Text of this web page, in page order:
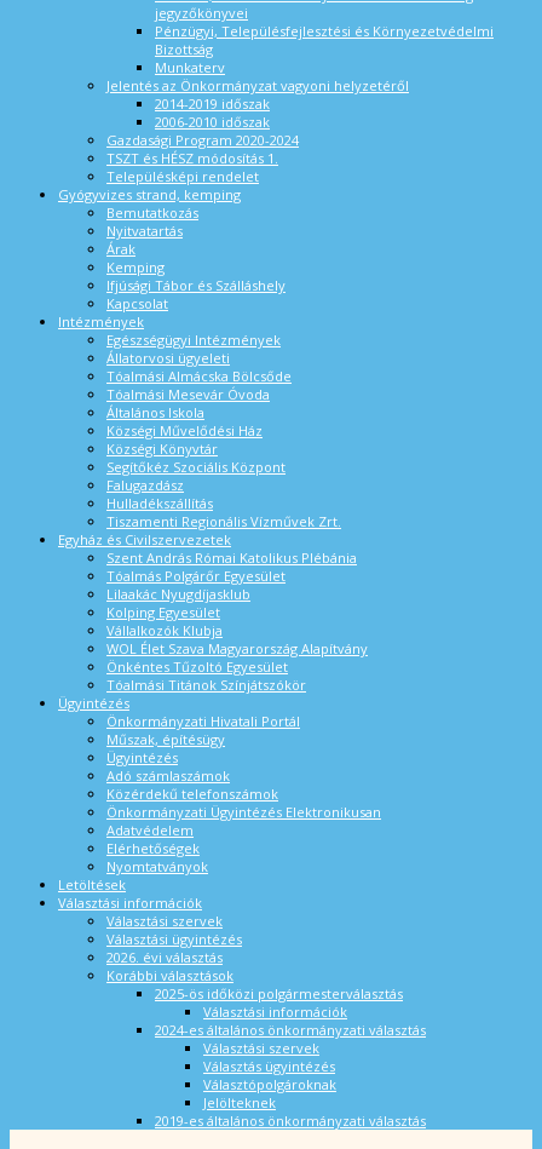
jegyzőkönyvei
Pénzügyi, Településfejlesztési és Környezetvédelmi
Bizottság
Munkaterv
Jelentés az Önkormányzat vagyoni helyzetéről
2014-2019 időszak
2006-2010 időszak
Gazdasági Program 2020-2024
TSZT és HÉSZ módosítás 1.
Településképi rendelet
Gyógyvizes strand, kemping
Bemutatkozás
Nyitvatartás
Árak
Kemping
Ifjúsági Tábor és Szálláshely
Kapcsolat
Intézmények
Egészségügyi Intézmények
Állatorvosi ügyeleti
Tóalmási Almácska Bölcsőde
Tóalmási Mesevár Óvoda
Általános Iskola
Községi Művelődési Ház
Községi Könyvtár
Segítőkéz Szociális Központ
Falugazdász
Hulladékszállítás
Tiszamenti Regionális Vízművek Zrt.
Egyház és Civilszervezetek
Szent András Római Katolikus Plébánia
Tóalmás Polgárőr Egyesület
Lilaakác Nyugdíjasklub
Kolping Egyesület
Vállalkozók Klubja
WOL Élet Szava Magyarország Alapítvány
Önkéntes Tűzoltó Egyesület
Tóalmási Titánok Színjátszókör
Ügyintézés
Önkormányzati Hivatali Portál
Műszak, építésügy
Ügyintézés
Adó számlaszámok
Közérdekű telefonszámok
Önkormányzati Ügyintézés Elektronikusan
Adatvédelem
Elérhetőségek
Nyomtatványok
Letöltések
Választási információk
Választási szervek
Választási ügyintézés
2026. évi választás
Korábbi választások
2025-ös időközi polgármesterválasztás
Választási információk
2024-es általános önkormányzati választás
Választási szervek
Választás ügyintézés
Választópolgároknak
Jelölteknek
2019-es általános önkormányzati választás